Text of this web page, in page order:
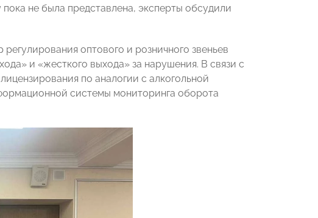
не была представлена, эксперты обсудили
оптового и розничного звеньев
и «жесткого выхода» за нарушения. В связи с
по аналогии с алкогольной
системы мониторинга оборота